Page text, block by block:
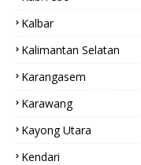
Kalbar
Kalimantan Selatan
Karangasem
Karawang
Kayong Utara
Kendari